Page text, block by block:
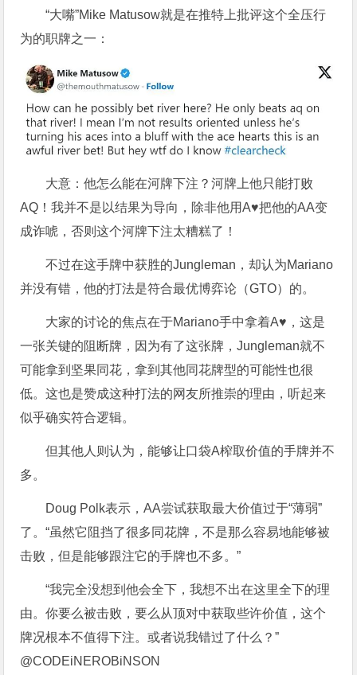
“大嘴”Mike Matusow就是在推特上批评这个全压行
为的职牌之一：
大意：他怎么能在河牌下注？河牌上他只能打败
AQ！我并不是以结果为导向，除非他用A♥把他的AA变
成诈唬，否则这个河牌下注太糟糕了！
不过在这手牌中获胜的Jungleman，却认为Mariano
并没有错，他的打法是符合最优博弈论（GTO）的。
大家的讨论的焦点在于Mariano手中拿着A♥，这是
一张关键的阻断牌，因为有了这张牌，Jungleman就不
可能拿到坚果同花，拿到其他同花牌型的可能性也很
低。这也是赞成这种打法的网友所推崇的理由，听起来
似乎确实符合逻辑。
但其他人则认为，能够让口袋A榨取价值的手牌并不
多。
Doug Polk表示，AA尝试获取最大价值过于“薄弱”
了。“虽然它阻挡了很多同花牌，不是那么容易地能够被
击败，但是能够跟注它的手牌也不多。”
“我完全没想到他会全下，我想不出在这里全下的理
由。你要么被击败，要么从顶对中获取些许价值，这个
牌况根本不值得下注。或者说我错过了什么？”
@CODEiNEROBiNSON